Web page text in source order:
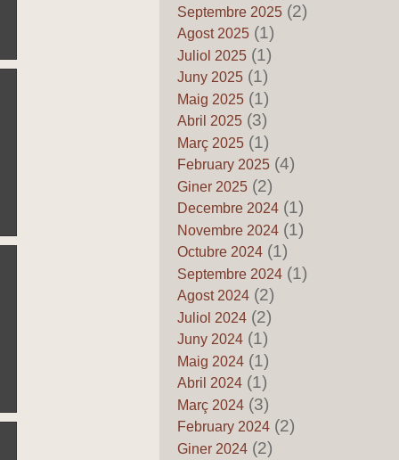
Els mits del pancatalanisme
86 – El mit del repoblament
exclusivament català del
Regne de Valéncia
by Pedro Fuentes Caballero
16 de Juny de 2026
Els mits del pancatalanisme
85 – La conquista del
Mediterràneu no va ser “una
empresa catalana”: el perill de
reescriure l’història
by Pedro Fuentes Caballero
Sociólogos Valencianos al
servicio del Pancatalanismo
by Josefa Villanueva Espinosa
13 de Juny de 2026
Els mits del pancatalanisme
84 – Amèrica no la varen
descobrir els catalans: quan la
fantasia substituïx a l’història
by Pedro Fuentes Caballero
12 de Juny de 2026
Els mits del pancatalanisme
83 – Pau Claris i el supost
Septembre 2025 (2)
Agost 2025 (1)
Juliol 2025 (1)
Juny 2025 (1)
Maig 2025 (1)
Abril 2025 (3)
Març 2025 (1)
February 2025 (4)
Giner 2025 (2)
Decembre 2024 (1)
Novembre 2024 (1)
Octubre 2024 (1)
Septembre 2024 (1)
Agost 2024 (2)
Juliol 2024 (2)
Juny 2024 (1)
Maig 2024 (1)
Abril 2024 (1)
Març 2024 (3)
February 2024 (2)
Giner 2024 (2)